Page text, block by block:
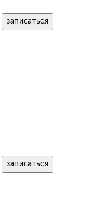
записаться
записаться